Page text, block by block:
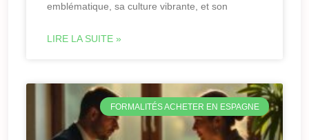
emblématique, sa culture vibrante, et son
LIRE LA SUITE »
FORMALITÉS ACHETER EN ESPAGNE